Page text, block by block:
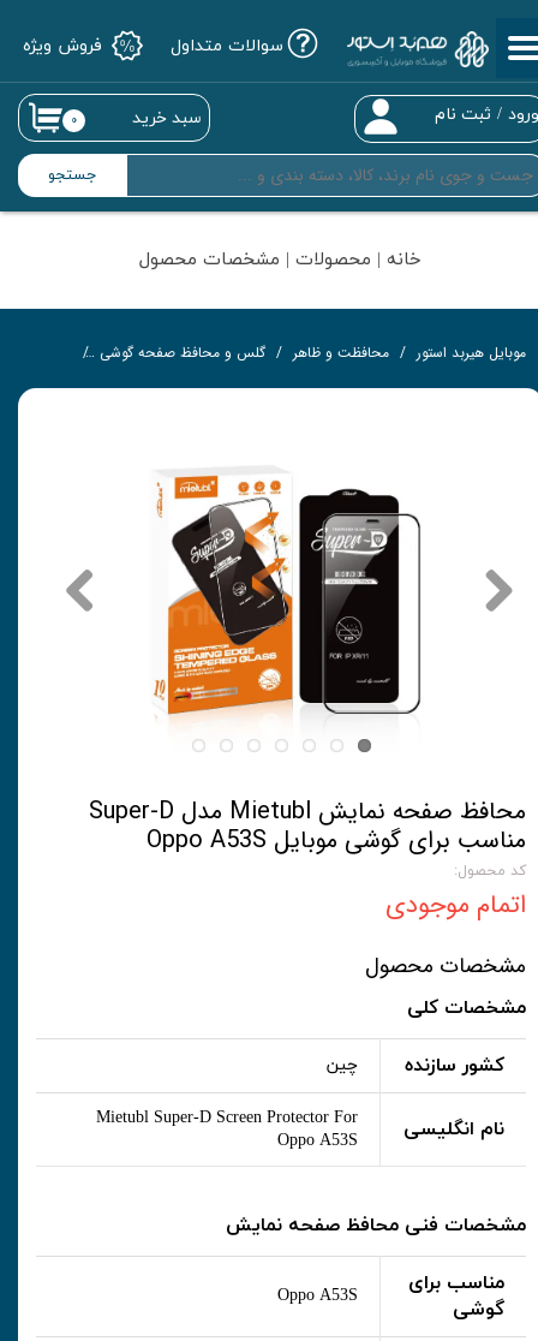
جستجو
/ ثبت نام
حساب کاربری من
تغییر گذر واژه
سفارشات
خروج از حساب کاربری
۰ سبد خرید
سوالات متداول فروش ویژه
خانه | محصولات | مشخصات محصول
موبایل هیربد استور محافظت و ظاهر گلس و محافظ صفحه گوشی
محافظ صفحه نمایش Mietubl مدل Super-D
مناسب برای گوشی موبایل Oppo A53S
کد محصول:
اتمام موجودی
مشخصات محصول
مشخصات کلی
کشور سازنده چین
نام انگلیسی
Mietubl Super-D Screen Protector For
Oppo A53S
مشخصات فنی محافظ صفحه نمایش
مناسب برای
گوشی
Oppo A53S